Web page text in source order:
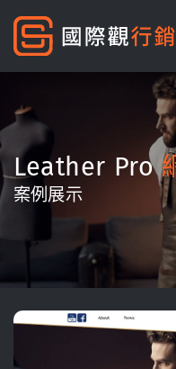
Leather Pro
案例展示